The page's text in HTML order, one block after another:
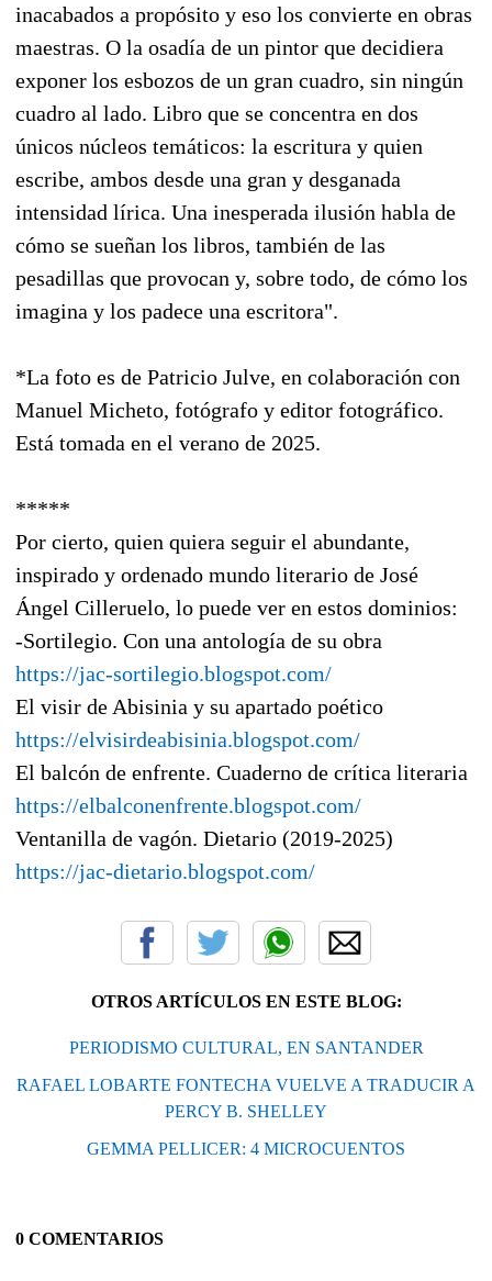
inacabados a propósito y eso los convierte en obras
maestras. O la osadía de un pintor que decidiera
exponer los esbozos de un gran cuadro, sin ningún
cuadro al lado. Libro que se concentra en dos
únicos núcleos temáticos: la escritura y quien
escribe, ambos desde una gran y desganada
intensidad lírica. Una inesperada ilusión habla de
cómo se sueñan los libros, también de las
pesadillas que provocan y, sobre todo, de cómo los
imagina y los padece una escritora".
*La foto es de Patricio Julve, en colaboración con
Manuel Micheto, fotógrafo y editor fotográfico.
Está tomada en el verano de 2025.
*****
Por cierto, quien quiera seguir el abundante,
inspirado y ordenado mundo literario de José
Ángel Cilleruelo, lo puede ver en estos dominios:
-Sortilegio. Con una antología de su obra
https://jac-sortilegio.blogspot.com/
El visir de Abisinia y su apartado poético
https://elvisirdeabisinia.blogspot.com/
El balcón de enfrente. Cuaderno de crítica literaria
https://elbalconenfrente.blogspot.com/
Ventanilla de vagón. Dietario (2019-2025)
https://jac-dietario.blogspot.com/
OTROS ARTÍCULOS EN ESTE BLOG:
PERIODISMO CULTURAL, EN SANTANDER
RAFAEL LOBARTE FONTECHA VUELVE A TRADUCIR A
PERCY B. SHELLEY
GEMMA PELLICER: 4 MICROCUENTOS
0 COMENTARIOS